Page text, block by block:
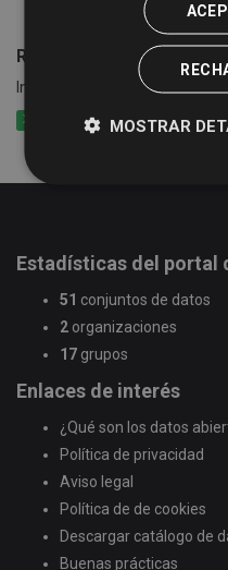
Rutas de Bibliobús
Información de las rutas y
XLSX CSV XML
Estadísticas del portal
51 conjuntos de datos
2 organizaciones
17 grupos
Enlaces de interés
¿Qué son los datos
Política de privacidad
Aviso legal
Política de de cookies
Descargar catálogo de
Buenas prácticas
MOSTRAR